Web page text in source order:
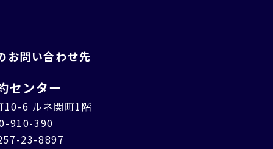
お問い合わせ先
センター
6 ルネ関町1階
910-390
23-8897